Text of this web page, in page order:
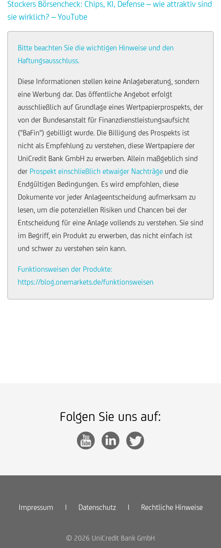
Stockers Börsencheck: Chips, KI, Defense – wie attraktiv sind
sie wirklich? – YouTube
Bitte beachten Sie die wichtigen Hinweise und den
Haftungsausschluss.
Diese Informationen stellen keine Anlageberatung, sondern
eine Werbung dar. Das öffentliche Angebot erfolgt
ausschließlich auf Grundlage eines Wertpapierprospekts, der
von der Bundesanstalt für Finanzdienstleistungsaufsicht
("BaFin") gebilligt wurde. Die Billigung des Prospekts ist
nicht als Empfehlung zu verstehen, diese Wertpapiere der
UniCredit Bank GmbH zu erwerben. Allein maßgeblich sind
der Prospekt einschließlich etwaiger Nachträge und die
Endgültigen Bedingungen. Es wird empfohlen, diese
Dokumente vor jeder Anlageentscheidung aufmerksam zu
lesen, um die potenziellen Risiken und Chancen bei der
Entscheidung für eine Anlage vollends zu verstehen. Sie sind
im Begriff, ein Produkt zu erwerben, das nicht einfach ist
und schwer zu verstehen sein kann.
Funktionsweisen der Produkte:
https://blog.onemarkets.de/funktionsweisen
Folgen Sie uns auf:
Impressum | Datenschutz | Rechtliche Hinweise
© 2026 UniCredit Bank GmbH